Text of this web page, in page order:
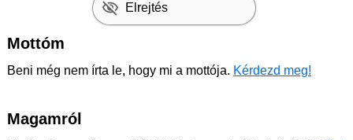
Elrejtés
Mottóm
Beni még nem írta le, hogy mi a mottója. Kérdezd meg!
Magamról